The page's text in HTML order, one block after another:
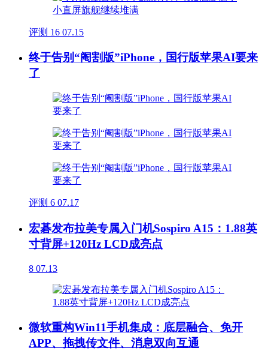
评测 16 07.15
终于告别“阉割版”iPhone，国行版苹果AI要来
了
评测 6 07.17
宏碁发布拉美专属入门机Sospiro A15：1.88英
寸背屏+120Hz LCD成亮点
8 07.13
微软重构Win11手机集成：底层融合、免开
APP、拖拽传文件、消息双向互通